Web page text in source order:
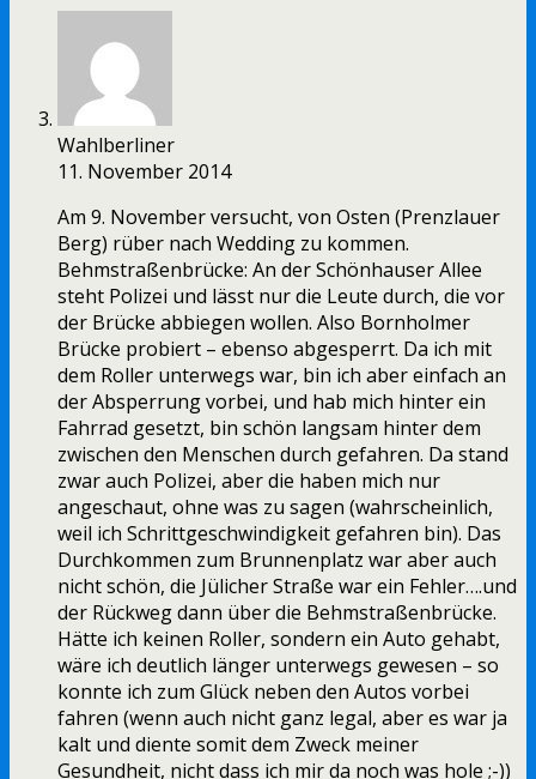
Wahlberliner
11. November 2014
Am 9. November versucht, von Osten (Prenzlauer
Berg) rüber nach Wedding zu kommen.
Behmstraßenbrücke: An der Schönhauser Allee
steht Polizei und lässt nur die Leute durch, die vor
der Brücke abbiegen wollen. Also Bornholmer
Brücke probiert – ebenso abgesperrt. Da ich mit
dem Roller unterwegs war, bin ich aber einfach an
der Absperrung vorbei, und hab mich hinter ein
Fahrrad gesetzt, bin schön langsam hinter dem
zwischen den Menschen durch gefahren. Da stand
zwar auch Polizei, aber die haben mich nur
angeschaut, ohne was zu sagen (wahrscheinlich,
weil ich Schrittgeschwindigkeit gefahren bin). Das
Durchkommen zum Brunnenplatz war aber auch
nicht schön, die Jülicher Straße war ein Fehler….und
der Rückweg dann über die Behmstraßenbrücke.
Hätte ich keinen Roller, sondern ein Auto gehabt,
wäre ich deutlich länger unterwegs gewesen – so
konnte ich zum Glück neben den Autos vorbei
fahren (wenn auch nicht ganz legal, aber es war ja
kalt und diente somit dem Zweck meiner
Gesundheit, nicht dass ich mir da noch was hole ;-))